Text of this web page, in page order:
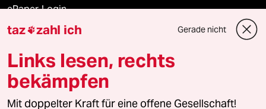
ePaper Login
Downloads für Abonnierende
© 2026 taz Verlags und Vertriebs GmbH
Alle Rechte vorbehalten. Bei rechtlichen Fragen oder für Genehmigungen
taz zahl ich Gerade nicht
Links lesen, rechts
bekämpfen
Mit doppelter Kraft für eine offene Gesellschaft!